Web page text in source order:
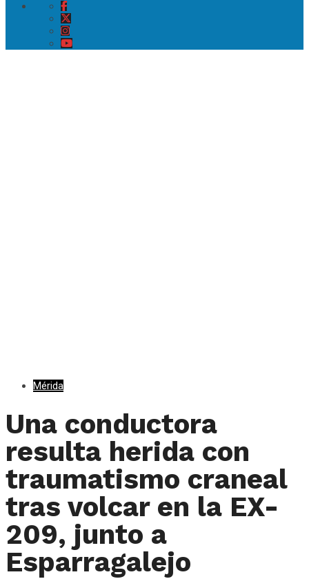
Mérida
Una conductora
resulta herida con
traumatismo craneal
tras volcar en la EX-
209, junto a
Esparragalejo